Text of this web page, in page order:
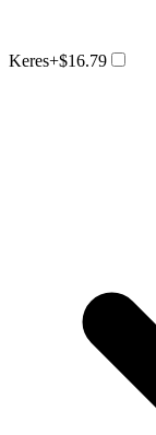
Keres+$16.79